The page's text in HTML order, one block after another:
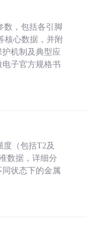
数，包括各引脚
核心数据，并附
机制及典型应
子官方规格书
（包括T2及
数据，详细分
状态下的金属